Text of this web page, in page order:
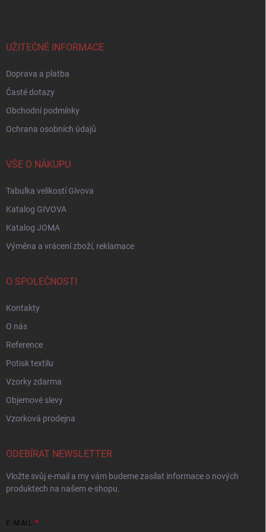
UŽITEČNÉ INFORMACE
Doprava a platba
Časté dotazy
Obchodní podmínky
Ochrana osobních údajů
VŠE O NÁKUPU
Tabulka velikostí Givova
Katalog GIVOVA
Katalog JOMA
Výměna a vrácení zboží, reklamace
O SPOLEČNOSTI
Kontakty
O nás
Reference
Potisk textilu
Vzorky zdarma
Objemové slevy
Vzorková prodejna
ODEBÍRAT NEWSLETTER
Vložte svůj e-mail a my vám budeme zasílat informace o nových
produktech na našem e-shopu.
E-MAIL